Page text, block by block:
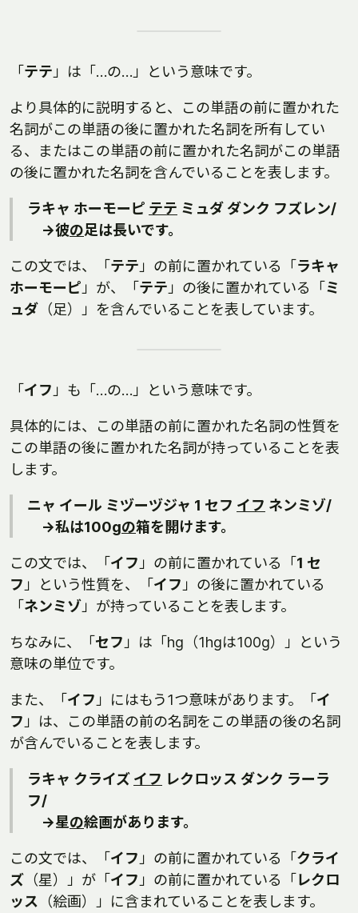
「 テテ 」は「…の…」という意味です。
より具体的に説明すると、この単語の前に置かれた
名詞がこの単語の後に置かれた名詞を所有してい
る、またはこの単語の前に置かれた名詞がこの単語
の後に置かれた名詞を含んでいることを表します。
ラキャ ホーモーピ テテ ミュダ ダンク フズレン/
→彼の足は長いです。
この文では、「 テテ 」の前に置かれている「 ラキャ
ホーモーピ 」が、「 テテ 」の後に置かれている「 ミ
ュダ （足）」を含んでいることを表しています。
「 イフ 」も「…の…」という意味です。
具体的には、この単語の前に置かれた名詞の性質を
この単語の後に置かれた名詞が持っていることを表
します。
ニャ イール ミヅーヅジャ 1 セフ イフ ネンミゾ/
→私は100gの箱を開けます。
この文では、「 イフ 」の前に置かれている「 1 セ
フ 」という性質を、「 イフ 」の後に置かれている
「 ネンミゾ 」が持っていることを表します。
ちなみに、「 セフ 」は「hg（1hgは100g）」という
意味の単位です。
また、「 イフ 」にはもう1つ意味があります。「 イ
フ 」は、この単語の前の名詞をこの単語の後の名詞
が含んでいることを表します。
ラキャ クライズ イフ レクロッス ダンク ラーラ
フ/
→星の絵画があります。
この文では、「 イフ 」の前に置かれている「 クライ
ズ （星）」が「 イフ 」の前に置かれている「 レクロ
ッス （絵画）」に含まれていることを表します。